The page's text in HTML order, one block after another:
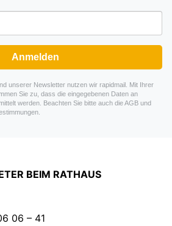
Anmelden
unserer Newsletter nutzen wir rapidmail. Mit Ihrer
Sie zu, dass die eingegebenen Daten an
werden. Beachten Sie bitte auch die AGB und
BEIM RATHAUS
06 – 41